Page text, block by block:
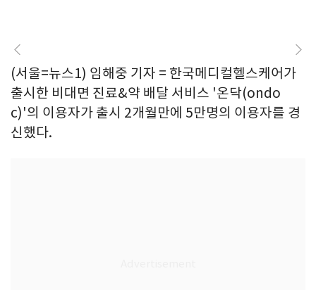
(서울=뉴스1) 임해중 기자 = 한국메디컬헬스케어가
출시한 비대면 진료&약 배달 서비스 '온닥(ondo
c)'의 이용자가 출시 2개월만에 5만명의 이용자를 경
신했다.